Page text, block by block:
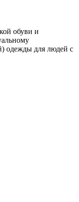
обуви и
одежды для людей с